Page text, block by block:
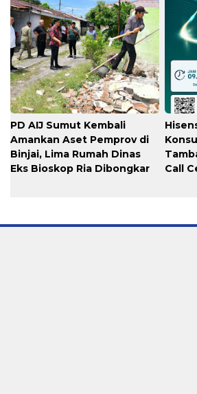
PD AIJ Sumut Kembali
Amankan Aset Pemprov di
Binjai, Lima Rumah Dinas
Eks Bioskop Ria Dibongkar
Call